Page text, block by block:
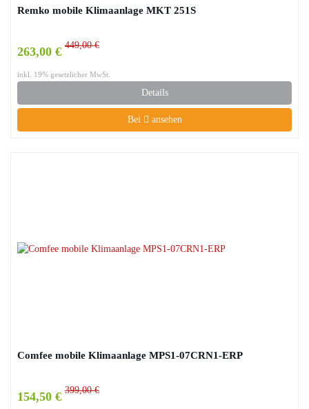
Remko mobile Klimaanlage MKT 251S
263,00 € 449,00 €
inkl. 19% gesetzlicher MwSt.
Details
Bei ansehen
Comfee mobile Klimaanlage MPS1-07CRN1-ERP
154,50 € 399,00 €